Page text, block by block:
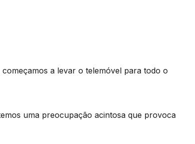
a levar o telemóvel para todo o
uma preocupação acintosa que provoca